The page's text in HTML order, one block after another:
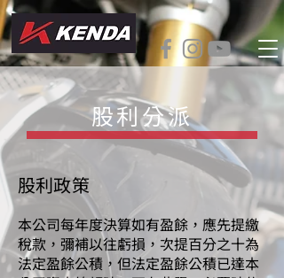
股利分派
股利政策
本公司每年度決算如有盈餘，應先提繳
稅款，彌補以往虧損，次提百分之十為
法定盈餘公積，但法定盈餘公積已達本